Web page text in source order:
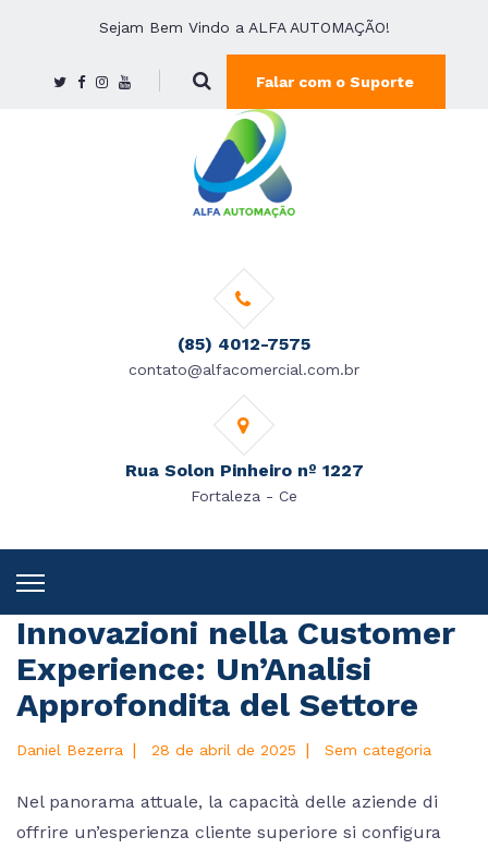
Sejam Bem Vindo a ALFA AUTOMAÇÃO!
Falar com o Suporte
(85) 4012-7575
contato@alfacomercial.com.br
Rua Solon Pinheiro nº 1227
Fortaleza - Ce
Innovazioni nella Customer
Experience: Un’Analisi
Approfondita del Settore
Daniel Bezerra | 28 de abril de 2025 | Sem categoria
Nel panorama attuale, la capacità delle aziende di
offrire un’esperienza cliente superiore si configura